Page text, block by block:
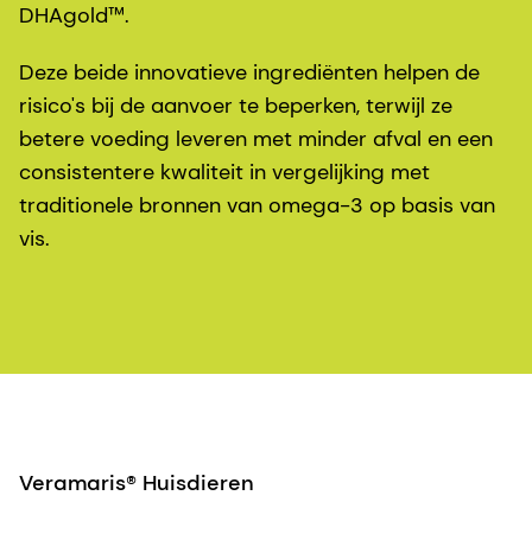
DHAgold™.
Deze beide innovatieve ingrediënten helpen de
risico's bij de aanvoer te beperken, terwijl ze
betere voeding leveren met minder afval en een
consistentere kwaliteit in vergelijking met
traditionele bronnen van omega-3 op basis van
vis.
Veramaris® Huisdieren